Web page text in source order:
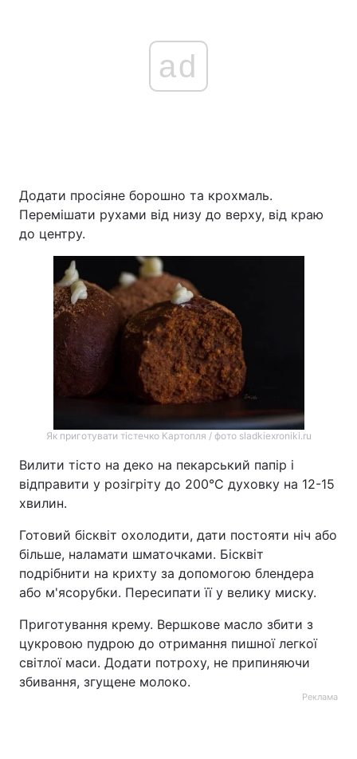
ad
Додати просіяне борошно та крохмаль.
Перемішати рухами від низу до верху, від краю
до центру.
Як приготувати тістечко Картопля / фото sladkiexroniki.ru
Вилити тісто на деко на пекарський папір і
відправити у розігріту до 200°С духовку на 12-15
хвилин.
Готовий бісквіт охолодити, дати постояти ніч або
більше, наламати шматочками. Бісквіт
подрібнити на крихту за допомогою блендера
або м'ясорубки. Пересипати її у велику миску.
Приготування крему. Вершкове масло збити з
цукровою пудрою до отримання пишної легкої
світлої маси. Додати потроху, не припиняючи
збивання, згущене молоко.
Реклама